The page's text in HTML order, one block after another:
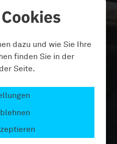
dazu und wie Sie Ihre
finden Sie in der
Seite.